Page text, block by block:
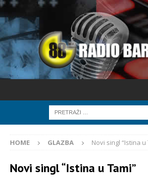
HOME GLAZBA Novi singl “Istina u
Novi singl “Istina u Tami”